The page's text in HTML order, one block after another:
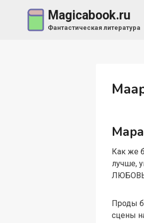
содержимому
Magicabook.ru
Фантастическая литература
Как же
лучше,
Проды
сцены